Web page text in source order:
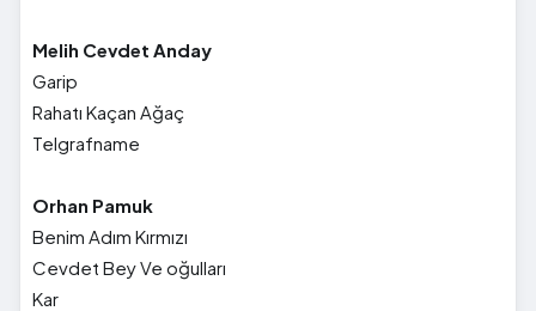
Melih Cevdet Anday
Garip
Rahatı Kaçan Ağaç
Telgrafname
Orhan Pamuk
Benim Adım Kırmızı
Cevdet Bey Ve oğulları
Kar